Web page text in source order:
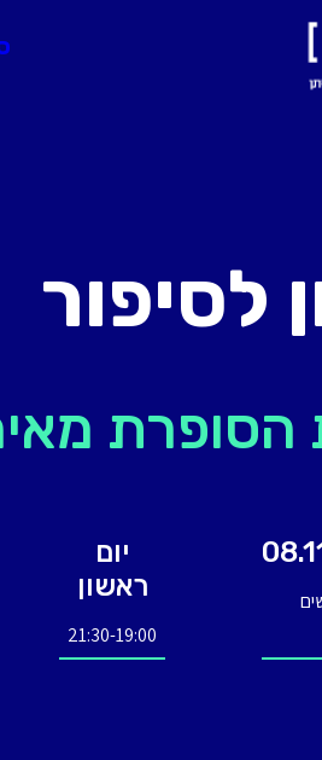
לסיפור
הסופרת
יום
ראשון
21:30-19:00